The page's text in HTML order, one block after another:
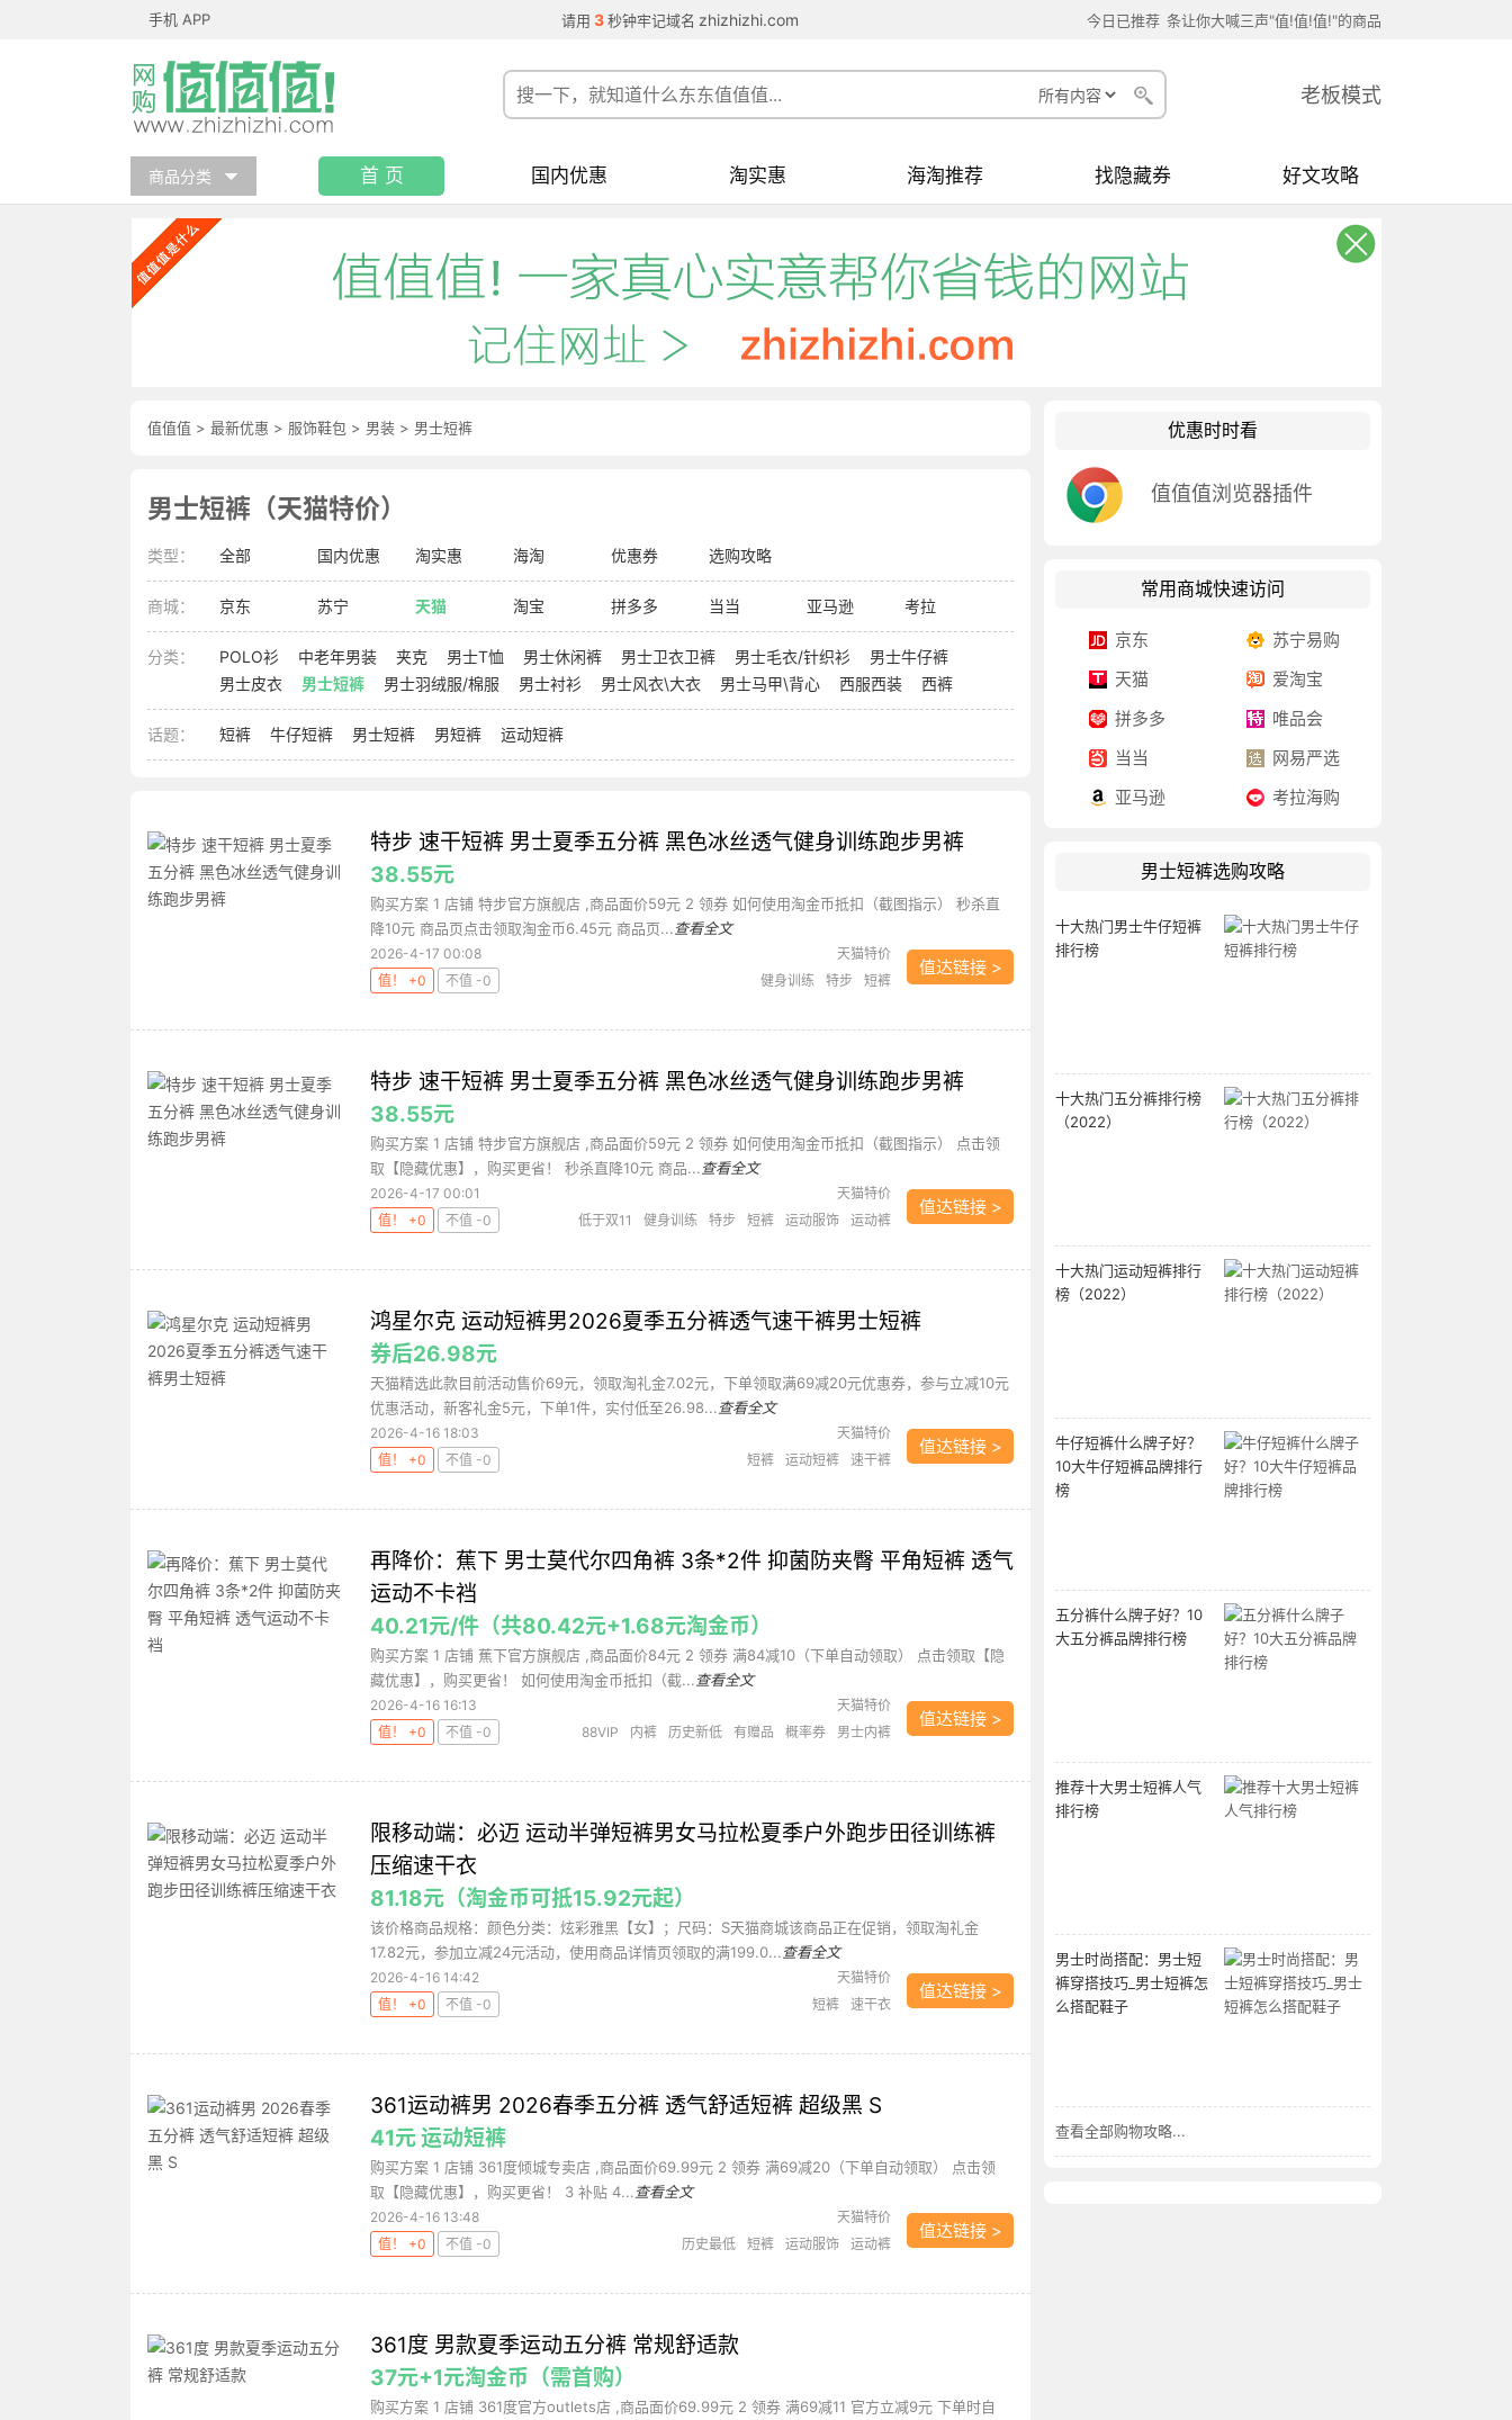
手机 APP 请用 3 秒钟牢记域名 zhizhizhi.com 今日已推荐 条让你大喊三声"值!值!值!"的商品
老板模式
商品分类 首 页 国内优惠 淘实惠 海淘推荐 找隐藏券 好文攻略
值值值 > 最新优惠 > 服饰鞋包 > 男装 > 男士短裤
男士短裤（天猫特价）
类型： 全部 国内优惠 淘实惠 海淘 优惠券 选购攻略
商城： 京东 苏宁 天猫 淘宝 拼多多 当当 亚马逊 考拉
分类： POLO衫 中老年男装 夹克 男士T恤 男士休闲裤 男士卫衣卫裤 男士毛衣/针织衫
男士牛仔裤
男士皮衣
男士短裤 男士羽绒服/棉服 男士衬衫 男士风衣\大衣 男士马甲\背心 西服西装 西裤
话题： 短裤 牛仔短裤 男士短裤 男短裤 运动短裤
特步 速干短裤 男士夏季五分裤 黑色冰丝透气健身训练跑步男裤
38.55元
购买方案 1 店铺 特步官方旗舰店 ,商品面价59元 2 领券 如何使用淘金币抵扣（截图指示） 秒杀直
降10元 商品页点击领取淘金币6.45元 商品页... 查看全文
2026-4-17 00:08
天猫特价
值！ +0
不值 -0 健身训练 特步 短裤
值达链接 >
特步 速干短裤 男士夏季五分裤 黑色冰丝透气健身训练跑步男裤
38.55元
购买方案 1 店铺 特步官方旗舰店 ,商品面价59元 2 领券 如何使用淘金币抵扣（截图指示） 点击领
取【隐藏优惠】，购买更省！ 秒杀直降10元 商品... 查看全文
2026-4-17 00:01
天猫特价
值！ +0
不值 -0 低于双11 健身训练 特步 短裤 运动服饰 运动裤
值达链接 >
鸿星尔克 运动短裤男2026夏季五分裤透气速干裤男士短裤
券后26.98元
天猫精选此款目前活动售价69元，领取淘礼金7.02元，下单领取满69减20元优惠券，参与立减10元
优惠活动，新客礼金5元，下单1件，实付低至26.98... 查看全文
2026-4-16 18:03
天猫特价
值！ +0
不值 -0 短裤 运动短裤 速干裤
值达链接 >
再降价：蕉下 男士莫代尔四角裤 3条*2件 抑菌防夹臀 平角短裤 透气
运动不卡裆
40.21元/件（共80.42元+1.68元淘金币）
购买方案 1 店铺 蕉下官方旗舰店 ,商品面价84元 2 领券 满84减10（下单自动领取） 点击领取【隐
藏优惠】，购买更省！ 如何使用淘金币抵扣（截... 查看全文
2026-4-16 16:13
天猫特价
值！ +0
不值 -0 88VIP 内裤 历史新低 有赠品 概率券
男士内裤
值达链接 >
限移动端：必迈 运动半弹短裤男女马拉松夏季户外跑步田径训练裤
压缩速干衣
81.18元（淘金币可抵15.92元起）
该价格商品规格：颜色分类：炫彩雅黑【女】；尺码：S天猫商城该商品正在促销，领取淘礼金
17.82元，参加立减24元活动，使用商品详情页领取的满199.0... 查看全文
2026-4-16 14:42
天猫特价
值！ +0
不值 -0 短裤 速干衣
值达链接 >
361运动裤男 2026春季五分裤 透气舒适短裤 超级黑 S
41元 运动短裤
购买方案 1 店铺 361度倾城专卖店 ,商品面价69.99元 2 领券 满69减20（下单自动领取） 点击领
取【隐藏优惠】，购买更省！ 3 补贴 4... 查看全文
2026-4-16 13:48
天猫特价
值！ +0
不值 -0 历史最低 短裤 运动服饰 运动裤
值达链接 >
361度 男款夏季运动五分裤 常规舒适款
37元+1元淘金币（需首购）
购买方案 1 店铺 361度官方outlets店 ,商品面价69.99元 2 领券 满69减11 官方立减9元 下单时自
优惠时时看
值值值浏览器插件
常用商城快速访问
京东
苏宁易购
天猫
爱淘宝
拼多多
唯品会
当当
网易严选
亚马逊
考拉海购
男士短裤选购攻略
十大热门男士牛仔短裤
排行榜
十大热门五分裤排行榜
（2022）
十大热门运动短裤排行
榜（2022）
牛仔短裤什么牌子好？
10大牛仔短裤品牌排行
榜
五分裤什么牌子好？10
大五分裤品牌排行榜
推荐十大男士短裤人气
排行榜
男士时尚搭配：男士短
裤穿搭技巧_男士短裤怎
么搭配鞋子
查看全部购物攻略...